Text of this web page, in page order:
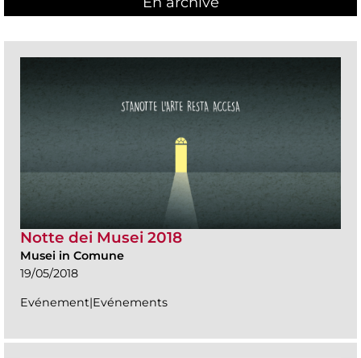
Notte dei Musei 2018
Musei in Comune
19/05/2018
Evénement|Evénements